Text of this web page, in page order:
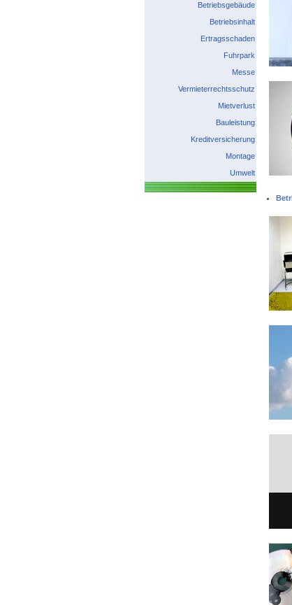
Betriebsgebäude
Betriebsinhalt
Ertragsschaden
Fuhrpark
Messe
Vermieterrechtsschutz
Mietverlust
Bauleistung
Kreditversicherung
Montage
Umwelt